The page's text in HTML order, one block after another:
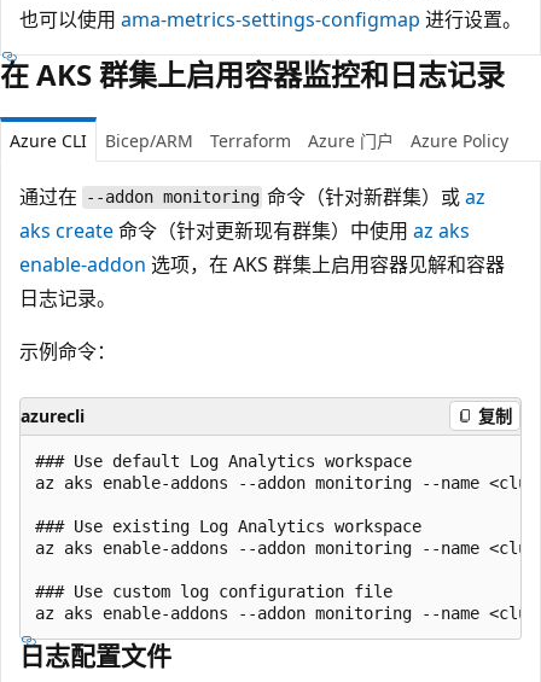
也可以使用 ama-metrics-settings-configmap 进行设置。
在 AKS 群集上启用容器监控和日志记录
Azure CLI Bicep/ARM Terraform Azure 门户 Azure Policy
通过在 --addon monitoring 命令（针对新群集）或az
aks create命令（针对更新现有群集）中使用 az aks
enable-addon 选项，在 AKS 群集上启用容器见解和容器
日志记录。
示例命令：
azurecli 复制
### Use default Log Analytics workspace
az aks enable-addons --addon monitoring --name
### Use existing Log Analytics workspace
az aks enable-addons --addon monitoring --name
### Use custom log configuration file
日志配置文件